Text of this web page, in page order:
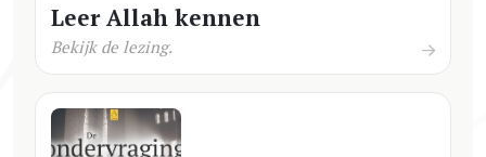
Leer Allah kennen
Bekijk de lezing.